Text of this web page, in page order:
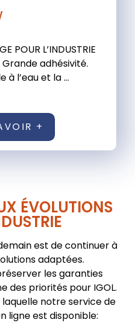
POUR L’INDUSTRIE
Grande adhésivité.
l’eau et la ...
+
ÉVOLUTIONS
est de continuer à
adaptées.
les garanties
des priorités pour IGOL.
laquelle notre service de
ligne est disponible: